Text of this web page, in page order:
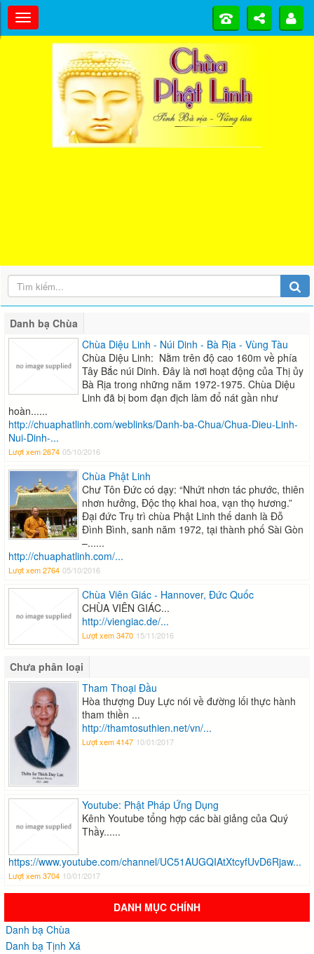
Danh bạ Chùa
Chùa Diệu Linh - Núi Dinh - Bà Rịa - Vùng Tàu
Chùa Diệu Linh: Nằm trên độ cao 160m về phía
Tây Bắc núi Dinh. Đây là nơi hoạt động của Thị ủy
Bà Rịa trong những năm 1972-1975. Chùa Diệu
Linh đã bị bom đạn địch làm đổ nát gần như
hoàn......
http://chuaphatlinh.com/weblinks/Danh-ba-Chua/Chua-Dieu-Linh-
Nui-Dinh-...
Lượt xem 2674 05/10/2016
Chùa Phật Linh
Chư Tôn Đức có dạy: “Nhứt nhơn tác phước, thiên
nhơn hưởng, Độc thọ khai hoa, vạn thọ hương.”
Đại đức Trụ trì chùa Phật Linh thế danh là Đỗ
Đình Bình, sanh năm 1972, tại thành phố Sài Gòn
–......
http://chuaphatlinh.com/...
Lượt xem 2764 05/10/2016
Chùa Viên Giác - Hannover, Đức Quốc
CHÙA VIÊN GIÁC...
http://viengiac.de/...
Lượt xem 3470 15/11/2016
Chưa phân loại
Tham Thoại Đầu
Hòa thượng Duy Lực nói về đường lối thực hành
tham thiền ...
http://thamtosuthien.net/vn/...
Lượt xem 4147 10/01/2017
Youtube: Phật Pháp Ứng Dụng
Kênh Youtube tổng hợp các bài giảng của Quý
Thầy......
https://www.youtube.com/channel/UC51AUGQIAtXtcyfUvD6Rjaw...
Lượt xem 3704 10/01/2017
DANH MỤC CHÍNH
Danh bạ Chùa
Danh bạ Tịnh Xá